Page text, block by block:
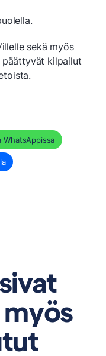
sekä myös
päättyvät kilpailut
WhatsAppissa